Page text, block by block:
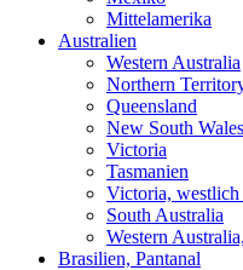
Mittelamerika
Australien
Western Australia
Northern
Queensland
New South Wales
Victoria
Tasmanien
Victoria,
South Australia
Western
Brasilien, Pantanal